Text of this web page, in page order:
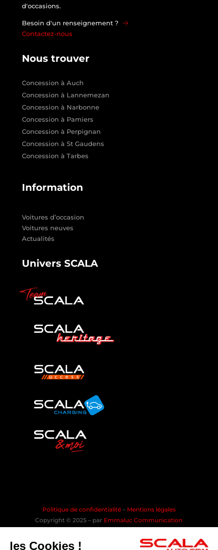
d'occasions.
Besoin d'un renseignement ?
Contactez-nous
Nous trouver
Concession à Auch
Concession à Lannemezan
Concession à Narbonne
Concession à Pamiers
Concession à Perpignan
Concession à St Gaudens
Concession à Tarbes
Information
Voitures d’occasion
Voitures neuves
Actualités
Univers SCALA
Politique de confidentialité – Mentions légales
Copyright © 2025 – par Emmaluc Communication
les Cookies !